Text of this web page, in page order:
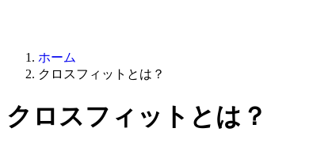
ホーム
クロスフィットとは？
クロスフィットとは？